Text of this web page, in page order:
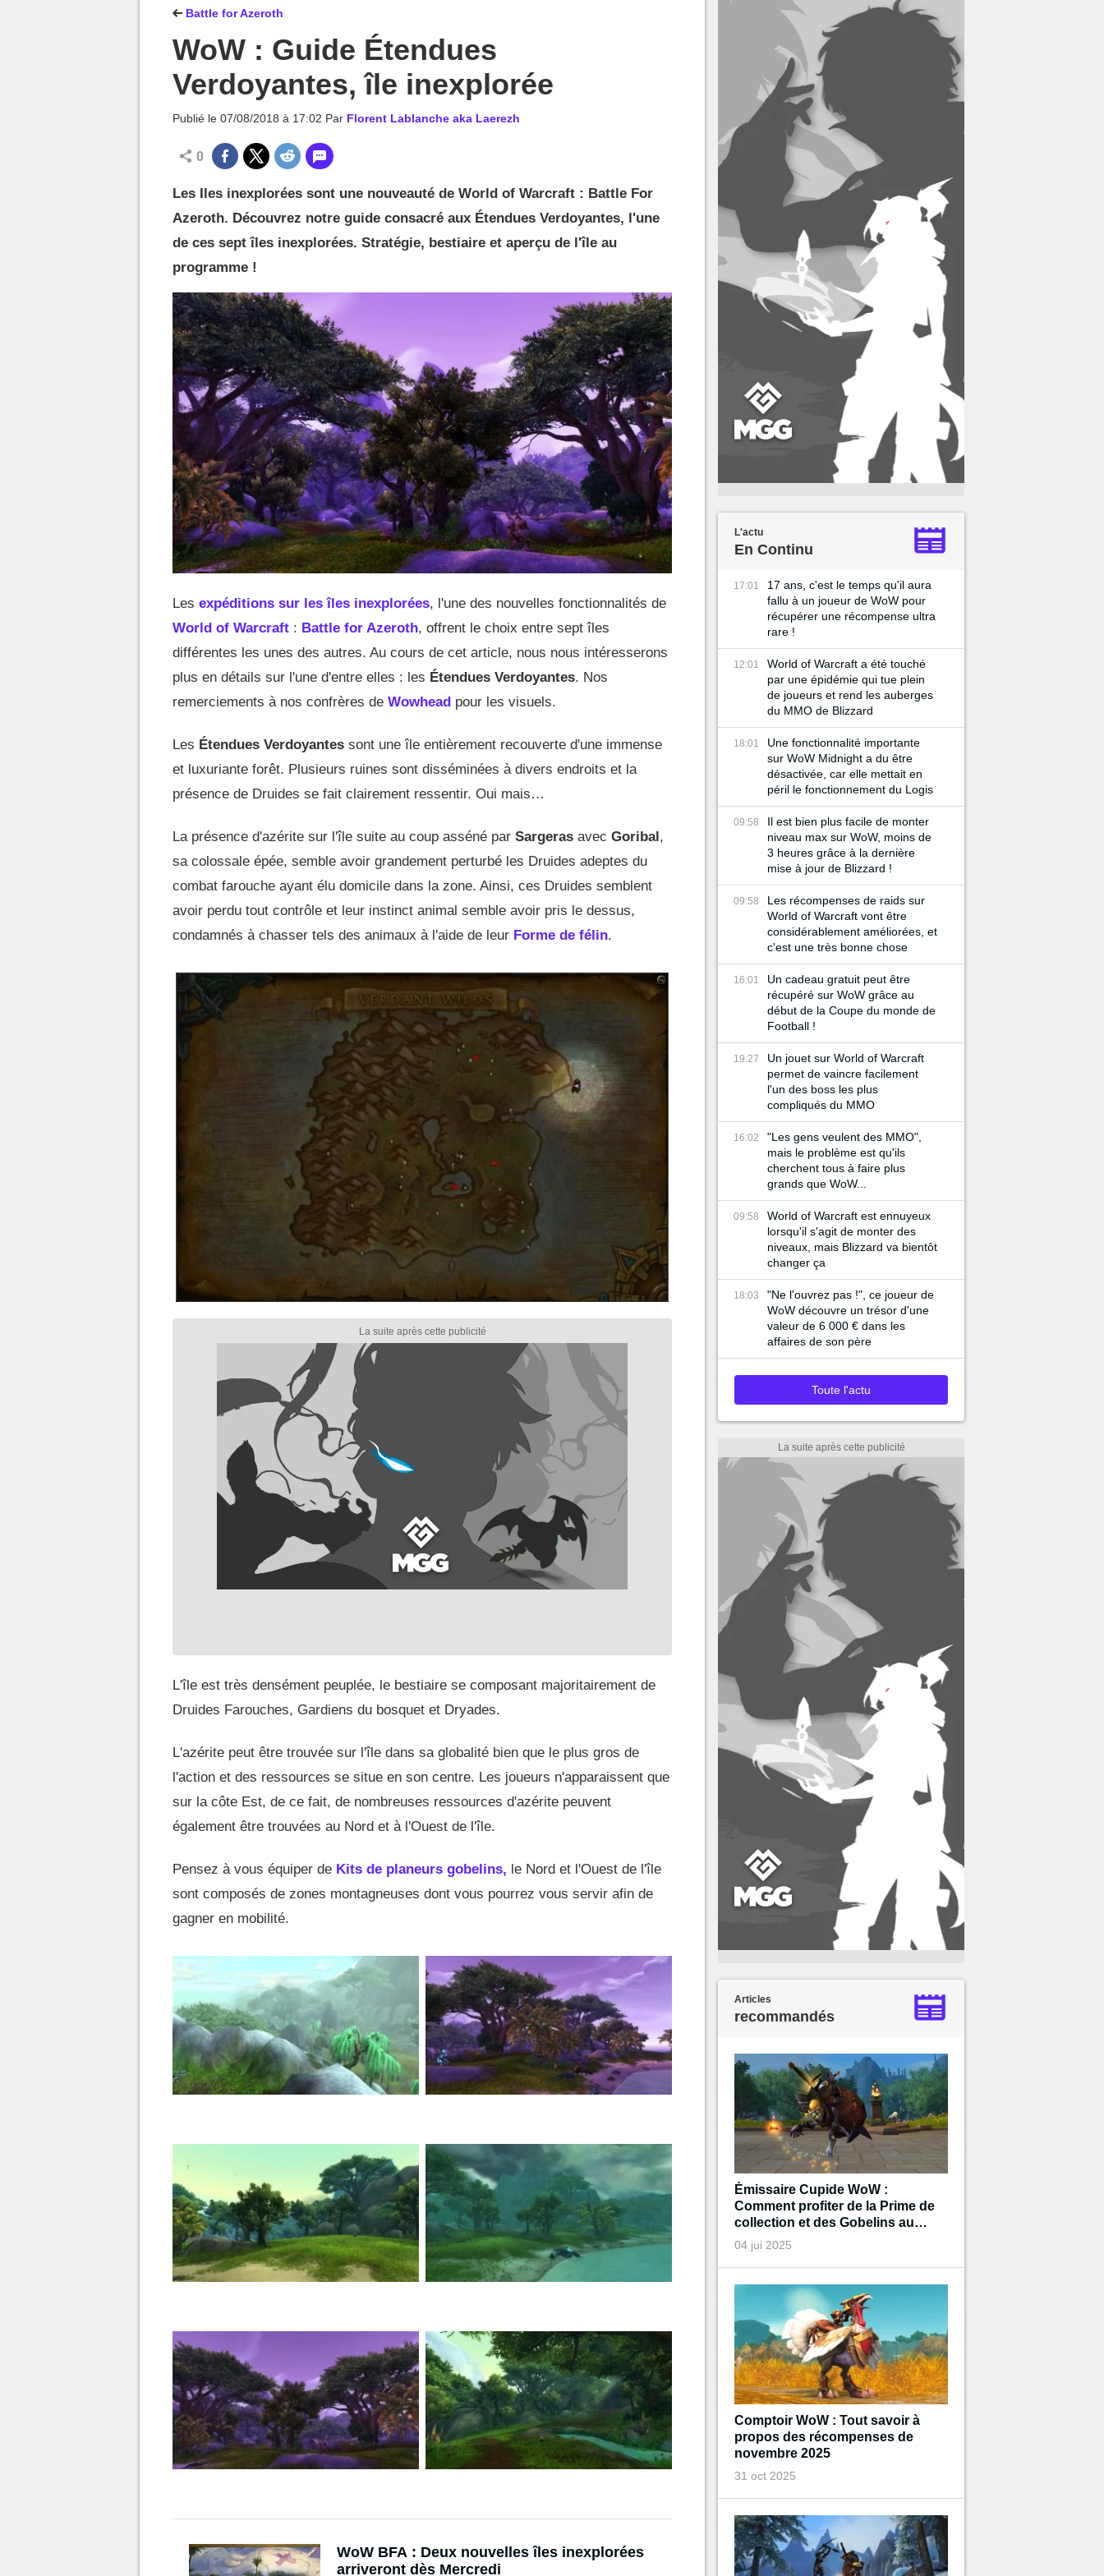
Battle for Azeroth
WoW : Guide Étendues
Verdoyantes, île inexplorée
Publié le 07/08/2018 à 17:02 Par Florent Lablanche aka Laerezh
0
Les Iles inexplorées sont une nouveauté de World of Warcraft : Battle For
Azeroth. Découvrez notre guide consacré aux Étendues Verdoyantes, l'une
de ces sept îles inexplorées. Stratégie, bestiaire et aperçu de l'île au
programme !
Les expéditions sur les îles inexplorées, l'une des nouvelles fonctionnalités de
World of Warcraft : Battle for Azeroth, offrent le choix entre sept îles
différentes les unes des autres. Au cours de cet article, nous nous intéresserons
plus en détails sur l'une d'entre elles : les Étendues Verdoyantes. Nos
remerciements à nos confrères de Wowhead pour les visuels.
Les Étendues Verdoyantes sont une île entièrement recouverte d'une immense
et luxuriante forêt. Plusieurs ruines sont disséminées à divers endroits et la
présence de Druides se fait clairement ressentir. Oui mais…
La présence d'azérite sur l'île suite au coup asséné par Sargeras avec Goribal,
sa colossale épée, semble avoir grandement perturbé les Druides adeptes du
combat farouche ayant élu domicile dans la zone. Ainsi, ces Druides semblent
avoir perdu tout contrôle et leur instinct animal semble avoir pris le dessus,
condamnés à chasser tels des animaux à l'aide de leur Forme de félin.
L'île est très densément peuplée, le bestiaire se composant majoritairement de
Druides Farouches, Gardiens du bosquet et Dryades.
L'azérite peut être trouvée sur l'île dans sa globalité bien que le plus gros de
l'action et des ressources se situe en son centre. Les joueurs n'apparaissent que
sur la côte Est, de ce fait, de nombreuses ressources d'azérite peuvent
également être trouvées au Nord et à l'Ouest de l'île.
Pensez à vous équiper de Kits de planeurs gobelins, le Nord et l'Ouest de l'île
sont composés de zones montagneuses dont vous pourrez vous servir afin de
gagner en mobilité.
WoW BFA : Deux nouvelles îles inexplorées
arriveront dès Mercredi
L'actu
En Continu
17:01
17 ans, c'est le temps qu'il aura
fallu à un joueur de WoW pour
récupérer une récompense ultra
rare !
12:01
World of Warcraft a été touché
par une épidémie qui tue plein
de joueurs et rend les auberges
du MMO de Blizzard
18:01
Une fonctionnalité importante
sur WoW Midnight a du être
désactivée, car elle mettait en
péril le fonctionnement du Logis
09:58
Il est bien plus facile de monter
niveau max sur WoW, moins de
3 heures grâce à la dernière
mise à jour de Blizzard !
09:58
Les récompenses de raids sur
World of Warcraft vont être
considérablement améliorées, et
c'est une très bonne chose
16:01
Un cadeau gratuit peut être
récupéré sur WoW grâce au
début de la Coupe du monde de
Football !
19:27
Un jouet sur World of Warcraft
permet de vaincre facilement
l'un des boss les plus
compliqués du MMO
16:02
"Les gens veulent des MMO",
mais le problème est qu'ils
cherchent tous à faire plus
grands que WoW...
09:58
World of Warcraft est ennuyeux
lorsqu'il s'agit de monter des
niveaux, mais Blizzard va bientôt
changer ça
18:03
"Ne l'ouvrez pas !", ce joueur de
WoW découvre un trésor d'une
valeur de 6 000 € dans les
affaires de son père
Toute l'actu
Articles
recommandés
Émissaire Cupide WoW :
Comment profiter de la Prime de
collection et des Gobelins au
trésor de Diablo pendant
l'événement ?
04 jui 2025
Comptoir WoW : Tout savoir à
propos des récompenses de
novembre 2025
31 oct 2025